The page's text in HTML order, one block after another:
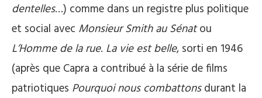
dentelles…) comme dans un registre plus politique
et social avec Monsieur Smith au Sénatou
L’Homme de la rue. La vie est belle, sorti en 1946
(après que Capra a contribué à la série de films
patriotiques Pourquoi nous combattonsdurant la